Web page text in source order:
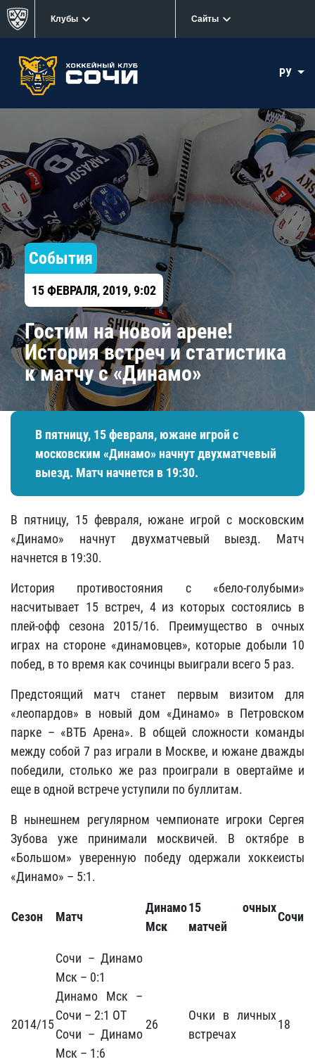
Клубы Сайты
РУ
События
15 ФЕВРАЛЯ, 2019, 9:02
​Гостим на новой арене!
История встреч и статистика
к матчу с «Динамо»
В пятницу, 15 февраля, южане игрой с
московским «Динамо» начнут двухматчевый
выезд. Матч начнется в 19:30.
В пятницу, 15 февраля, южане игрой с московским
«Динамо» начнут двухматчевый выезд. Матч
начнется в 19:30.
История противостояния с «бело-голубыми»
насчитывает 15 встреч, 4 из которых состоялись в
плей-офф сезона 2015/16. Преимущество в очных
играх на стороне «динамовцев», которые добыли 10
побед, в то время как сочинцы выиграли всего 5 раз.
Предстоящий матч станет первым визитом для
«леопардов» в новый дом «Динамо» в Петровском
парке – «ВТБ Арена». В общей сложности команды
между собой 7 раз играли в Москве, и южане дважды
победили, столько же раз проиграли в овертайме и
еще в одной встрече уступили по буллитам.
В нынешнем регулярном чемпионате игроки Сергея
Зубова уже принимали москвичей. В октябре в
«Большом» уверенную победу одержали хоккеисты
«Динамо» – 5:1.
Сезон Матч
Динамо
Мск
15 очных
матчей
Сочи
2014/15
Сочи – Динамо
Мск – 0:1
Динамо Мск –
Сочи – 2:1 ОТ
Сочи – Динамо
Мск – 1:6
26
Очки в личных
встречах
18